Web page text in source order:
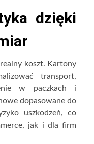
dzięki
koszt. Kartony
transport,
w paczkach i
dopasowane do
uszkodzeń, co
jak i dla firm